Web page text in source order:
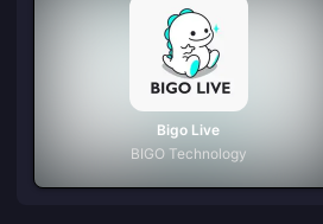
Bigo Live
BIGO Technology